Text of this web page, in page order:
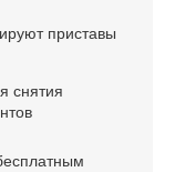
приставы
снятия